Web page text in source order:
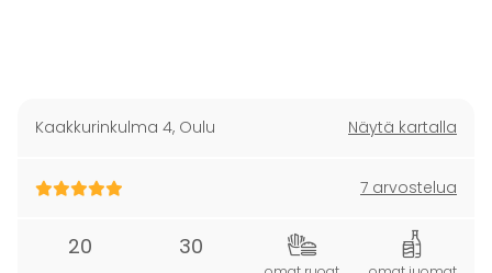
Kaakkurinkulma 4, Oulu Näytä kartalla
7 arvostelua
20 30